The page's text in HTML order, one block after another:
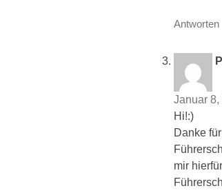
Antworten
Januar
Hi!:)
Danke
mir